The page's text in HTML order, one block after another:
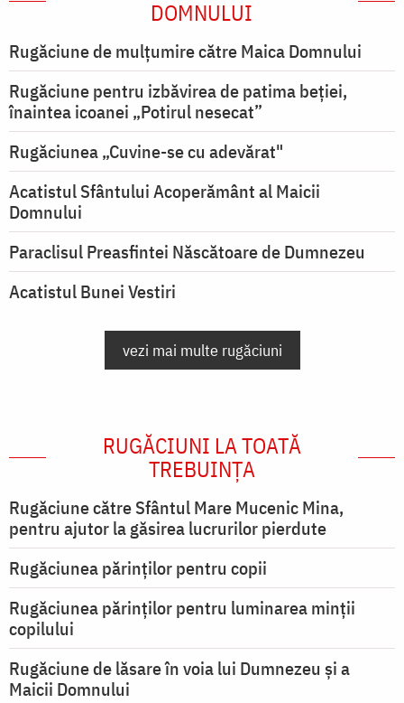
DOMNULUI
Rugăciune de mulţumire către Maica Domnului
Rugăciune pentru izbăvirea de patima beției,
înaintea icoanei „Potirul nesecat”
Rugăciunea „Cuvine-se cu adevărat"
Acatistul Sfântului Acoperământ al Maicii
Domnului
Paraclisul Preasfintei Născătoare de Dumnezeu
Acatistul Bunei Vestiri
vezi mai multe rugăciuni
RUGĂCIUNI LA TOATĂ
TREBUINȚA
Rugăciune către Sfântul Mare Mucenic Mina,
pentru ajutor la găsirea lucrurilor pierdute
Rugăciunea părinților pentru copii
Rugăciunea părinților pentru luminarea minţii
copilului
Rugăciune de lăsare în voia lui Dumnezeu şi a
Maicii Domnului